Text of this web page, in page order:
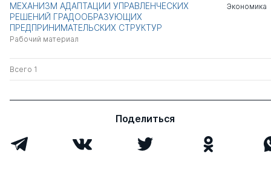
МЕХАНИЗМ АДАПТАЦИИ УПРАВЛЕНЧЕСКИХ
РЕШЕНИЙ ГРАДООБРАЗУЮЩИХ
ПРЕДПРИНИМАТЕЛЬСКИХ СТРУКТУР
Рабочий материал
Экономика
Всего 1
Поделиться